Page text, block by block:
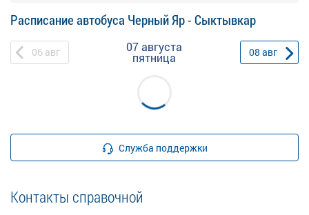
Расписание автобуса Черный Яр - Сыктывкар
06 авг 07 августа
пятница 08 авг
Служба поддержки
Контакты справочной